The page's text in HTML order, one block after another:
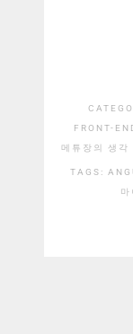
FRONT-
메튜장의 생각
TAGS:
마